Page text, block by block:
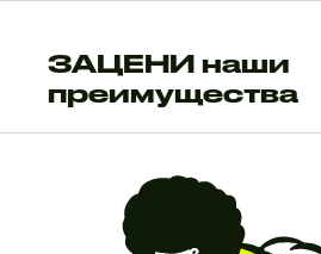
ЗАЦЕНИ наши
преимущества